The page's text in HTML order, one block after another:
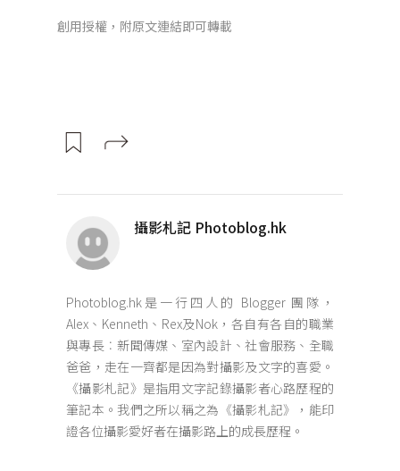
創用授權，附原文連結即可轉載
攝影札記 Photoblog.hk
Photoblog.hk是一行四人的 Blogger 團隊，
Alex、Kenneth、Rex及Nok，各自有各自的職業
與專長︰新聞傳媒、室內設計、社會服務、全職
爸爸，走在一齊都是因為對攝影及文字的喜愛。
《攝影札記》是指用文字記錄攝影者心路歷程的
筆記本。我們之所以稱之為《攝影札記》，能印
證各位攝影愛好者在攝影路上的成長歷程。